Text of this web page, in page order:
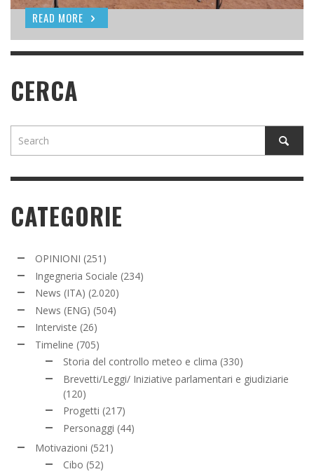
READ MORE
READ MORE
CERCA
CATEGORIE
OPINIONI (251)
Ingegneria Sociale (234)
News (ITA) (2.020)
News (ENG) (504)
Interviste (26)
Timeline (705)
Storia del controllo meteo e clima (330)
Brevetti/Leggi/ Iniziative parlamentari e giudiziarie
(120)
Progetti (217)
Personaggi (44)
Motivazioni (521)
Cibo (52)